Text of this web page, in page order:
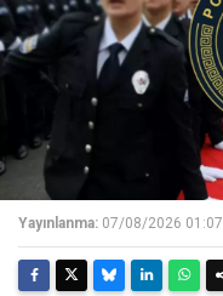
Yayınlanma: 07/08/2026 01:07